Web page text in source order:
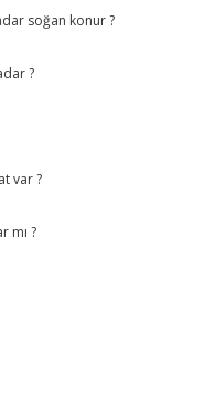
soğan konur ?
?
var ?
mı ?